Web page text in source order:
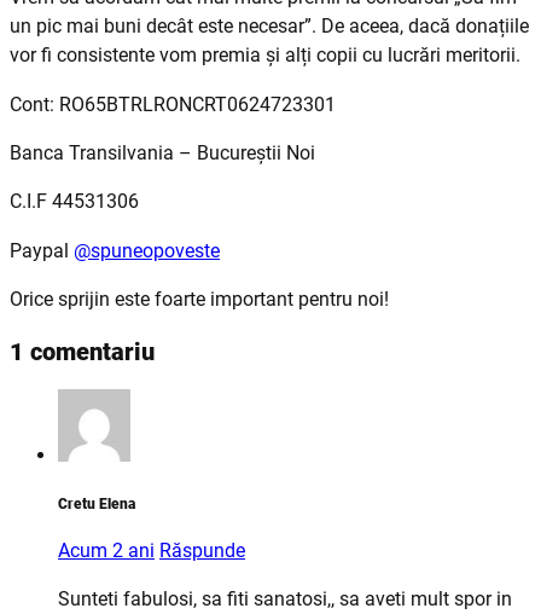
un pic mai buni decât este necesar”. De aceea, dacă donațiile
vor fi consistente vom premia și alți copii cu lucrări meritorii.
Cont: RO65BTRLRONCRT0624723301
Banca Transilvania – Bucureștii Noi
C.I.F 44531306
Paypal @spuneopoveste
Orice sprijin este foarte important pentru noi!
1 comentariu
Cretu Elena
Acum 2 ani Răspunde
Sunteti fabulosi, sa fiti sanatosi,, sa aveti mult spor in